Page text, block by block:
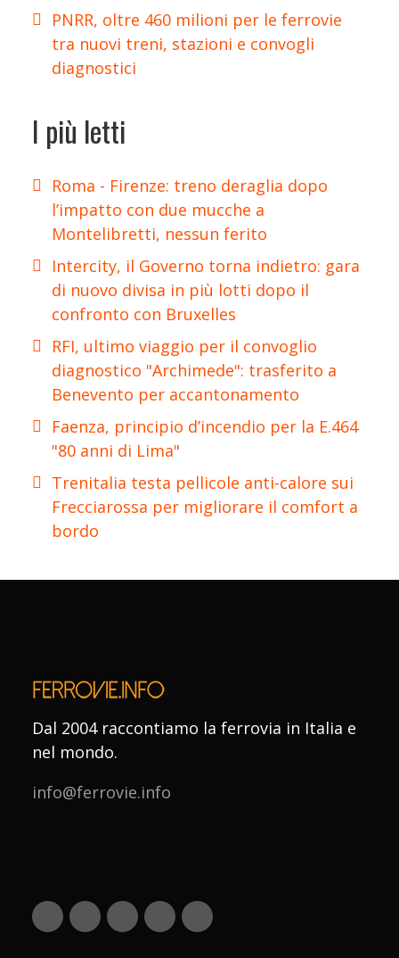
PNRR, oltre 460 milioni per le ferrovie
tra nuovi treni, stazioni e convogli
diagnostici
I più letti
Roma - Firenze: treno deraglia dopo
l’impatto con due mucche a
Montelibretti, nessun ferito
Intercity, il Governo torna indietro: gara
di nuovo divisa in più lotti dopo il
confronto con Bruxelles
RFI, ultimo viaggio per il convoglio
diagnostico "Archimede": trasferito a
Benevento per accantonamento
Faenza, principio d’incendio per la E.464
"80 anni di Lima"
Trenitalia testa pellicole anti-calore sui
Frecciarossa per migliorare il comfort a
bordo
Dal 2004 raccontiamo la ferrovia in Italia e
nel mondo.
info@ferrovie.info